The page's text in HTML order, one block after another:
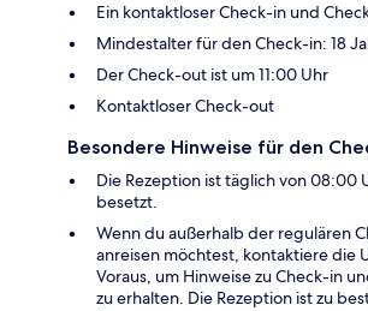
Ein kontaktloser Check-in und
Mindestalter für den Check-in: 18
Der Check-out ist um 11:00 Uhr
Kontaktloser Check-out
Besondere Hinweise für den
Die Rezeption ist täglich von 08:00
besetzt.
Wenn du außerhalb der regulären
anreisen möchtest, kontaktiere die
Voraus, um Hinweise zu Check-in
zu erhalten. Die Rezeption ist zu